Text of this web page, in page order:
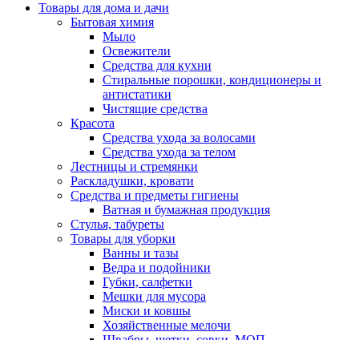
Товары для дома и дачи
Бытовая химия
Мыло
Освежители
Средства для кухни
Стиральные порошки, кондиционеры и
антистатики
Чистящие средства
Красота
Средства ухода за волосами
Средства ухода за телом
Лестницы и стремянки
Раскладушки, кровати
Средства и предметы гигиены
Ватная и бумажная продукция
Стулья, табуреты
Товары для уборки
Ванны и тазы
Ведра и подойники
Губки, салфетки
Мешки для мусора
Миски и ковшы
Хозяйственные мелочи